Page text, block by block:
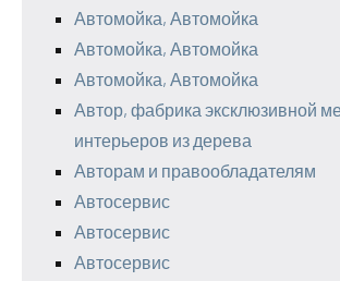
Автомойка, Автомойка
Автомойка, Автомойка
Автомойка, Автомойка
Автор, фабрика эксклюзивной
интерьеров из дерева
Авторам и правообладателям
Автосервис
Автосервис
Автосервис